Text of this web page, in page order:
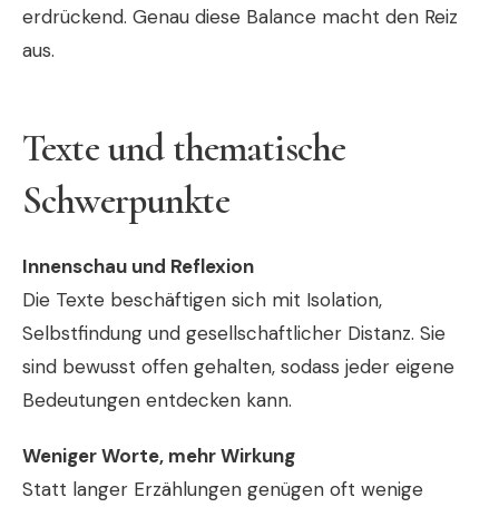
erdrückend. Genau diese Balance macht den Reiz
aus.
Texte und thematische
Schwerpunkte
Innenschau und Reflexion
Die Texte beschäftigen sich mit Isolation,
Selbstfindung und gesellschaftlicher Distanz. Sie
sind bewusst offen gehalten, sodass jeder eigene
Bedeutungen entdecken kann.
Weniger Worte, mehr Wirkung
Statt langer Erzählungen genügen oft wenige